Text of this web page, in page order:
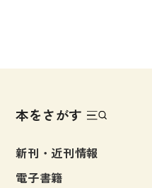
異文化間コミュニケーシ
言語の諸相
アカデミック・スキル
定期刊行物
本をさがす
新刊・近刊情報
電子書籍